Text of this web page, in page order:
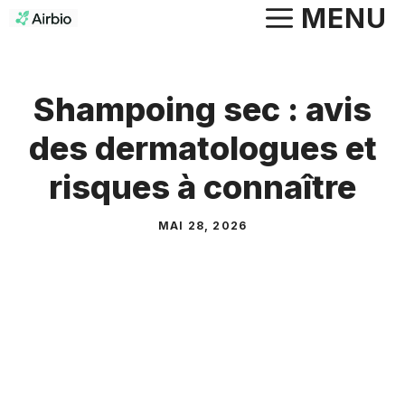
Aller
MENU
Shampoing sec : avis
des dermatologues et
risques à connaître
MAI 28, 2026